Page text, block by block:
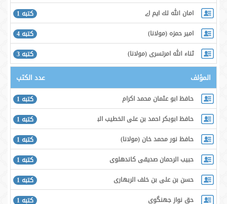
امان الله لك ايم اے
كتبه 1
امير حمزه (مولانا)
كتبه 4
ثناء الله امرتسرى (مولانا)
كتبه 3
المؤلف عدد الكتب
حافظ ابو عثمان محمد اكرام
كتبه 1
حافظ ابوبكر احمد بن على الخطيب البغدادى
كتبه 1
حافظ نور محمد خان (مولانا)
كتبه 1
حبيب الرحمان صديقى كاندهلوى
كتبه 1
حسن بن على بن خلف الربهارى
كتبه 1
حق نواز جھنگوى
كتبه 1